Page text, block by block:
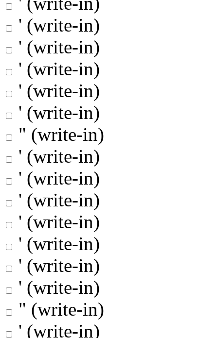
' (write-in)
' (write-in)
' (write-in)
' (write-in)
' (write-in)
" (write-in)
' (write-in)
' (write-in)
' (write-in)
' (write-in)
' (write-in)
' (write-in)
' (write-in)
" (write-in)
' (write-in)